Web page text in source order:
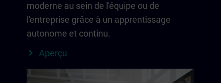
moderne au sein de l'équipe ou de
l'entreprise grâce à un apprentissage
autonome et continu.
Aperçu